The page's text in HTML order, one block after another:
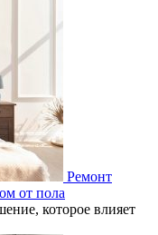
Ремонт
от пола
которое влияет